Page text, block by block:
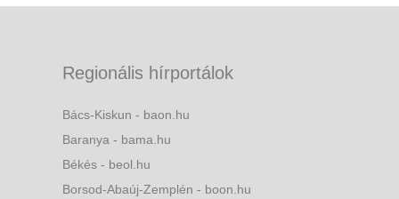
Regionális hírportálok
Bács-Kiskun - baon.hu
Baranya - bama.hu
Békés - beol.hu
Borsod-Abaúj-Zemplén - boon.hu